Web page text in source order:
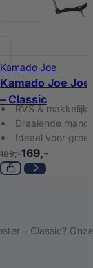
Kamado Joe
Kamado Joe
– Classic
RVS & makkelijk
Draaiende
Ideaal voor
189,-169,-
– Classic?